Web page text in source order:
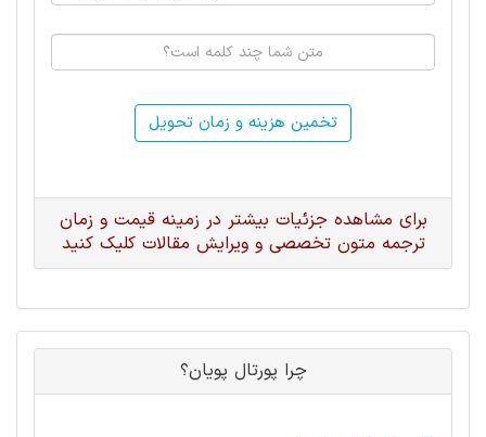
تخمین هزینه و زمان تحویل
برای مشاهده جزئیات بیشتر در زمینه قیمت و زمان
ترجمه متون تخصصی و ویرایش مقالات کلیک کنید
چرا پورتال پویان؟